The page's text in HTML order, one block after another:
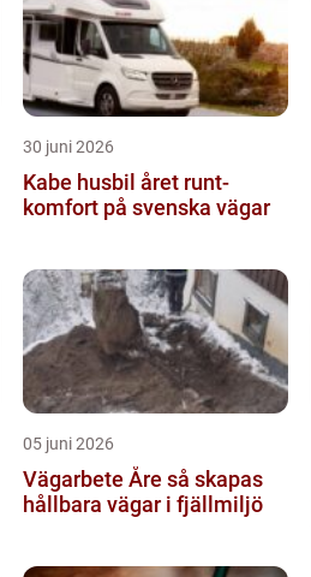
30 juni 2026
Kabe husbil året runt-
komfort på svenska vägar
05 juni 2026
Vägarbete Åre så skapas
hållbara vägar i fjällmiljö